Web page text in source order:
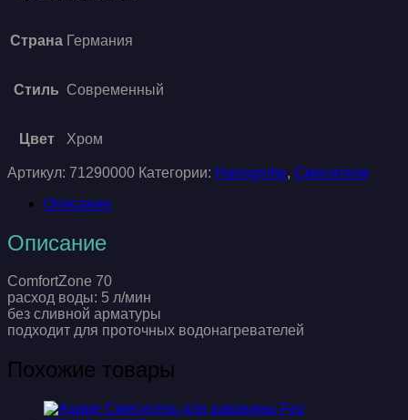
Страна Германия
Стиль Современный
Цвет Хром
Артикул: 71290000 Категории: Hansgrohe, Смесители
Описание
Описание
ComfortZone 70
расход воды: 5 л/мин
без сливной арматуры
подходит для проточных водонагревателей
Похожие товары